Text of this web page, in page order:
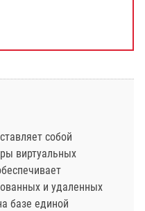
собой
виртуальных
и удаленных
базе единой